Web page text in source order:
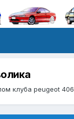
клуба peugeot 406